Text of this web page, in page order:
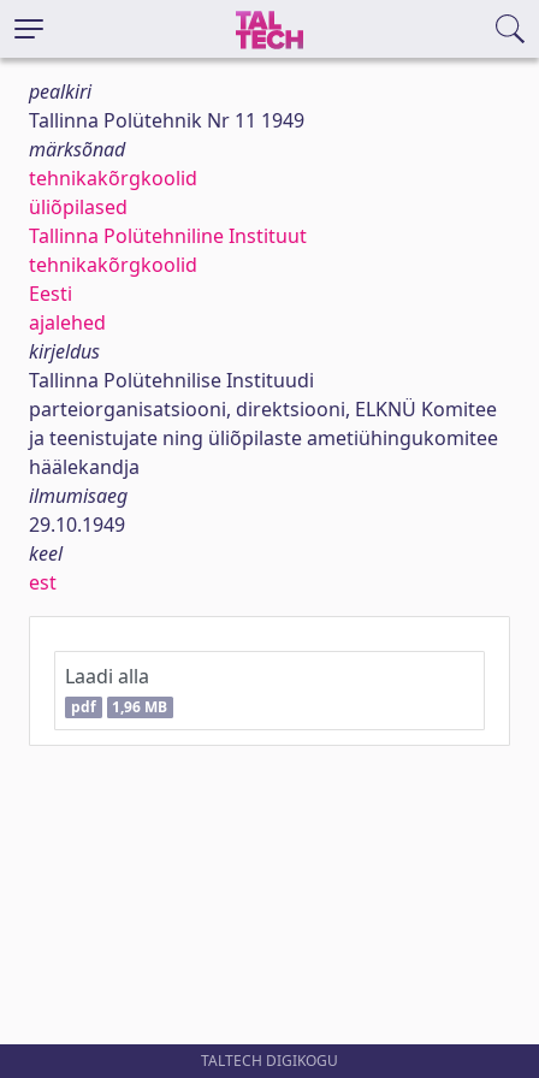
pealkiri
Tallinna Polütehnik Nr 11 1949
märksõnad
tehnikakõrgkoolid
üliõpilased
Tallinna Polütehniline Instituut
tehnikakõrgkoolid
Eesti
ajalehed
kirjeldus
Tallinna Polütehnilise Instituudi
parteiorganisatsiooni, direktsiooni, ELKNÜ Komitee
ja teenistujate ning üliõpilaste ametiühingukomitee
häälekandja
ilmumisaeg
29.10.1949
keel
est
Laadi alla
pdf 1,96 MB
TALTECH DIGIKOGU